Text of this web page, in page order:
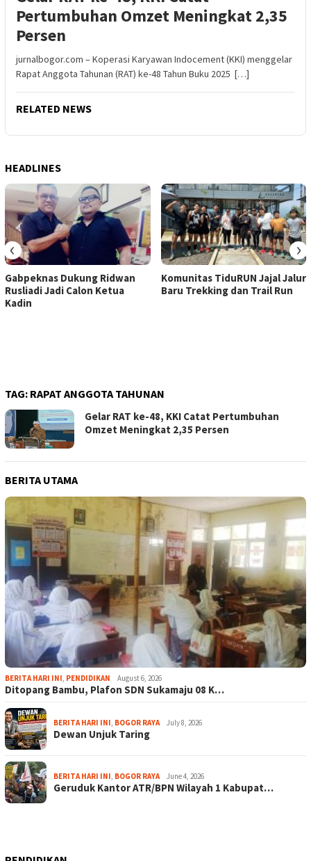
Pertumbuhan Omzet Meningkat 2,35
Persen
jurnalbogor.com – Koperasi Karyawan Indocement (KKI) menggelar
Rapat Anggota Tahunan (RAT) ke-48 Tahun Buku 2025 […]
RELATED NEWS
HEADLINES
Gabpeknas Dukung Ridwan
Rusliadi Jadi Calon Ketua
Kadin
Komunitas TiduRUN Jajal Jalur
Baru Trekking dan Trail Run
‹ ›
TAG: RAPAT ANGGOTA TAHUNAN
Gelar RAT ke-48, KKI Catat Pertumbuhan
Omzet Meningkat 2,35 Persen
BERITA UTAMA
BERITA HARI INI, PENDIDIKAN August 6, 2026
Ditopang Bambu, Plafon SDN Sukamaju 08 K…
BERITA HARI INI, BOGOR RAYA July 8, 2026
Dewan Unjuk Taring
BERITA HARI INI, BOGOR RAYA June 4, 2026
Geruduk Kantor ATR/BPN Wilayah 1 Kabupat…